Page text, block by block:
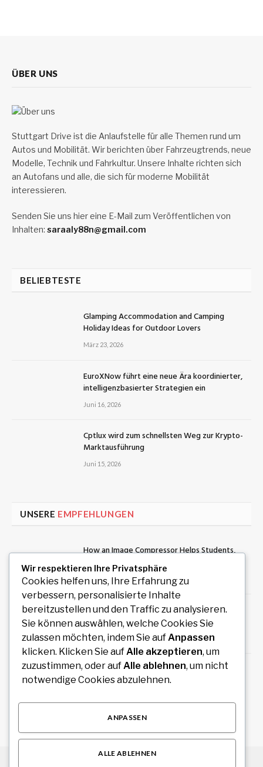
ÜBER UNS
Stuttgart Drive ist die Anlaufstelle für alle Themen rund um
Autos und Mobilität. Wir berichten über Fahrzeugtrends, neue
Modelle, Technik und Fahrkultur. Unsere Inhalte richten sich
an Autofans und alle, die sich für moderne Mobilität
interessieren.
Senden Sie uns hier eine E-Mail zum Veröffentlichen von
Inhalten: saraaly88n@gmail.com
BELIEBTESTE
Glamping Accommodation and Camping
Holiday Ideas for Outdoor Lovers
März 23, 2026
EuroXNow führt eine neue Ära koordinierter,
intelligenzbasierter Strategien ein
Juni 16, 2026
Cptlux wird zum schnellsten Weg zur Krypto-
Marktausführung
Juni 15, 2026
UNSERE EMPFEHLUNGEN
How an Image Compressor Helps Students,
Teachers, and Professionals Optimize Images
August 6, 2026
Private Rundreise mit Auto und Fahrer durch
Südindien planen
August 6, 2026
Redaktionelles Magazin mit hochwertigen
Artikeln zu Politik, Wirtschaft, Technologie,
Wir respektieren Ihre Privatsphäre
Cookies helfen uns, Ihre Erfahrung zu
verbessern, personalisierte Inhalte
bereitzustellen und den Traffic zu analysieren.
Sie können auswählen, welche Cookies Sie
zulassen möchten, indem Sie aufAnpassen
klicken. Klicken Sie aufAlle akzeptieren, um
zuzustimmen, oder aufAlle ablehnen, um nicht
notwendige Cookies abzulehnen.
ANPASSEN
ALLE ABLEHNEN